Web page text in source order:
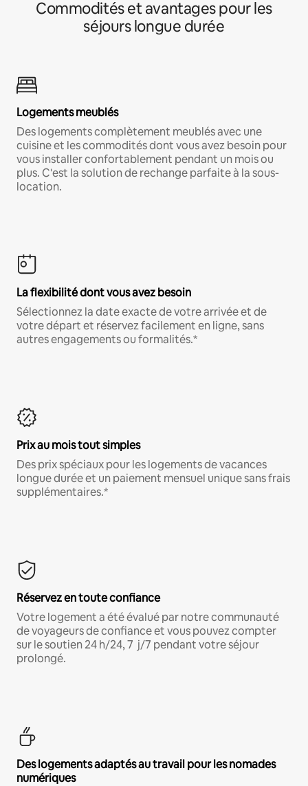
Commodités et avantages pour les
séjours longue durée
Logements meublés
Des logements complètement meublés avec une
cuisine et les commodités dont vous avez besoin pour
vous installer confortablement pendant un mois ou
plus. C'est la solution de rechange parfaite à la sous-
location.
La flexibilité dont vous avez besoin
Sélectionnez la date exacte de votre arrivée et de
votre départ et réservez facilement en ligne, sans
autres engagements ou formalités.*
Prix au mois tout simples
Des prix spéciaux pour les logements de vacances
longue durée et un paiement mensuel unique sans frais
supplémentaires.*
Réservez en toute confiance
Votre logement a été évalué par notre communauté
de voyageurs de confiance et vous pouvez compter
sur le soutien 24 h/24, 7 j/7 pendant votre séjour
prolongé.
Des logements adaptés au travail pour les nomades
numériques